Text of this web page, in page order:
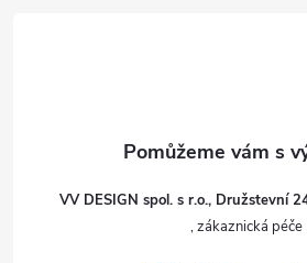
VV DESIGN spol. s r.o., Družstevní